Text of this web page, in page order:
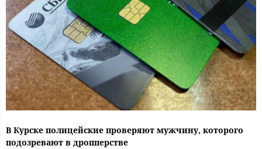
В Курске полицейские проверяют мужчину, которого
подозревают в дропперстве